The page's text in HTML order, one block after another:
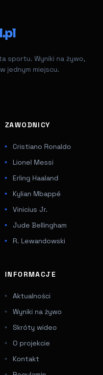
sportu. Wyniki na żywo,
jednym miejscu.
ZAWODNICY
Cristiano Ronaldo
Lionel Messi
Erling Haaland
Kylian Mbappé
Vinicius Jr.
Jude Bellingham
R. Lewandowski
INFORMACJE
Aktualności
Wyniki na żywo
Skróty wideo
O projekcie
Kontakt